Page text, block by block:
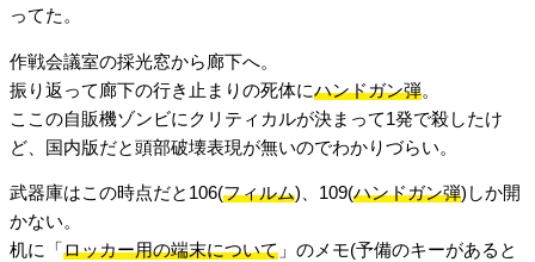
ってた。
作戦会議室の採光窓から廊下へ。
振り返って廊下の行き止まりの死体にハンドガン弾。
ここの自販機ゾンビにクリティカルが決まって1発で殺したけ
ど、国内版だと頭部破壊表現が無いのでわかりづらい。
武器庫はこの時点だと106(フィルム)、109(ハンドガン弾)しか開
かない。
机に「 ロッカー用の端末について 」のメモ(予備のキーがあると